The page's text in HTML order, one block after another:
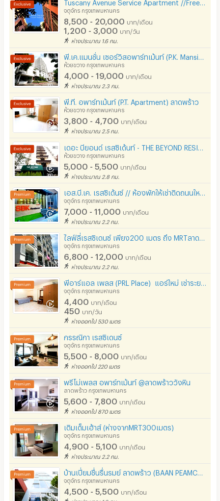
จตุจักร กรุงเทพมหานคร
8,500 - 20,000 บาท/เดือน
1,200 - 3,000 บาท/วัน
ห่างประมาณ 1.6 กม.
ห้วยขวาง กรุงเทพมหานคร
4,000 - 19,000 บาท/เดือน
ห่างประมาณ 2.3 กม.
พี.ที. อพาร์ทเม้นท์ (P.T. Apartment) ลาดพร้าว
ห้วยขวาง กรุงเทพมหานคร
3,800 - 4,700 บาท/เดือน
ห่างประมาณ 2.5 กม.
ห้วยขวาง กรุงเทพมหานคร
5,000 - 5,500 บาท/เดือน
ห่างประมาณ 2.8 กม.
จตุจักร กรุงเทพมหานคร
7,000 - 11,000 บาท/เดือน
ห่างประมาณ 2.2 กม.
จตุจักร กรุงเทพมหานคร
6,800 - 12,000 บาท/เดือน
ห่างประมาณ 2.2 กม.
จตุจักร กรุงเทพมหานคร
4,400 บาท/เดือน
450 บาท/วัน
ห่างออกไป 530 เมตร
กรรณิกา เรสซิเดนซ์
จตุจักร กรุงเทพมหานคร
5,500 - 8,000 บาท/เดือน
ห่างออกไป 220 เมตร
พรีโม่เพลส อพาร์ทเม้นท์ @ลาดพร้าววังหิน
ลาดพร้าว กรุงเทพมหานคร
5,600 - 7,800 บาท/เดือน
ห่างออกไป 870 เมตร
เติมเต็มเฮ้าส์ (ห่างจากMRT300เมตร)
จตุจักร กรุงเทพมหานคร
4,900 - 5,100 บาท/เดือน
ห่างประมาณ 2.2 กม.
จตุจักร กรุงเทพมหานคร
4,500 - 5,500 บาท/เดือน